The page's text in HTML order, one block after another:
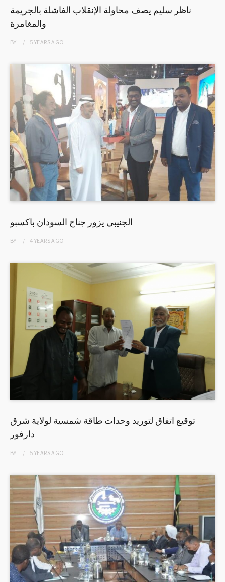
ناظر سليم يصف محاولة الإنقلاب الفاشلة بالجريمة
والمغامرة
BY 5 YEARSAGO
الجنيبي يزور جناح السودان باكسبو
BY 4 YEARSAGO
توقيع اتفاق لتوريد وحدات طاقة شمسية لولاية شرق
دارفور
BY 5 YEARSAGO